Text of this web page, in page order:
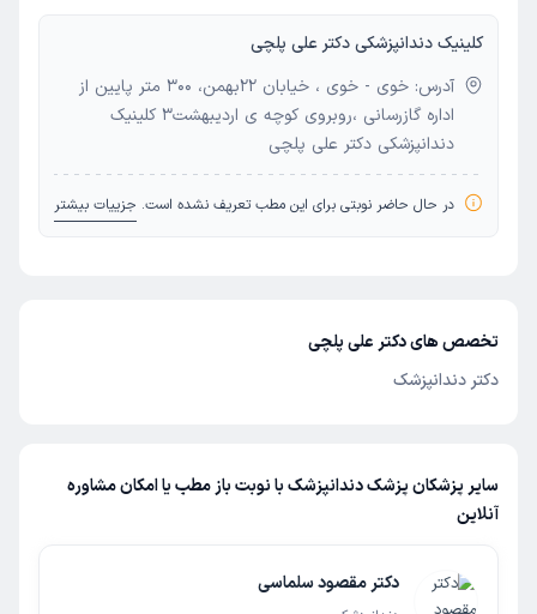
کلینیک دندانپزشکی دکتر علی پلچی
آدرس: خوی - خوی ، خیابان 22بهمن، 300 متر پایین از
اداره گازرسانی ،روبروی کوچه ی اردیبهشت3 کلینیک
دندانپزشکی دکتر علی پلچی
در حال حاضر نوبتی برای این مطب تعریف نشده است. جزییات بیشتر
تخصص های دکتر علی پلچی
دکتر دندانپزشک
سایر پزشکان پزشک دندانپزشک با نوبت باز مطب یا امکان مشاوره
آنلاین
دکتر مقصود سلماسی